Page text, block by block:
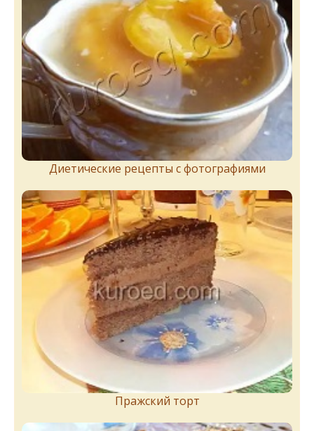
Диетические рецепты с фотографиями
Пражский торт